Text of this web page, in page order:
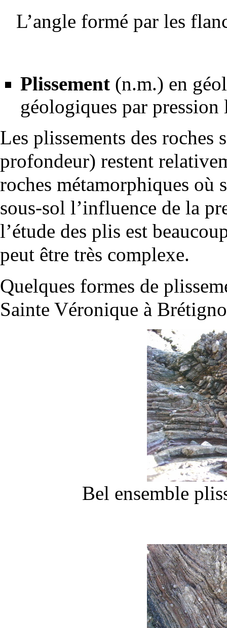
L’angle formé par les
Plissement (n.m.) en
géologiques par
Les plissements des roches
profondeur) restent
roches métamorphiques où
sous-sol l’influence de la
l’étude des plis est
peut être très complexe.
Quelques formes de
Sainte Véronique à
Bel ensemble